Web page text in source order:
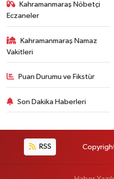
Kahramanmaraş Nöbetçi
Eczaneler
Kahramanmaraş Namaz
Vakitleri
Puan Durumu ve Fikstür
Son Dakika Haberleri
RSS